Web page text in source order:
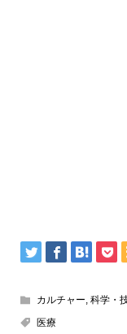
カルチャー, 科学・
医療